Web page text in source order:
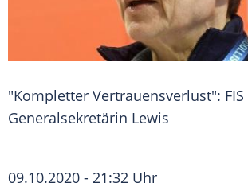
"Kompletter Vertrauensverlust":
Generalsekretärin Lewis
09.10.2020 - 21:32 Uhr